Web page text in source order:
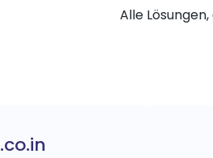
Alle
.co.in